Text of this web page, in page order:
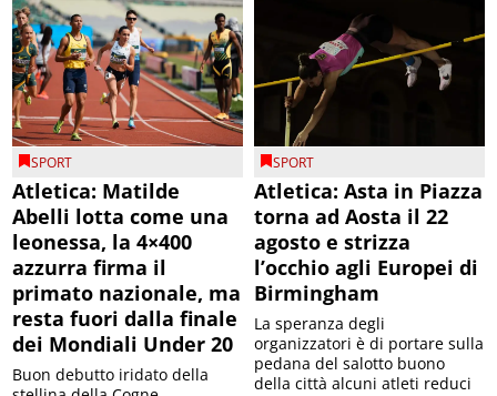
SPORT
Atletica: Matilde
Abelli lotta come una
leonessa, la 4×400
azzurra firma il
primato nazionale, ma
resta fuori dalla finale
dei Mondiali Under 20
Buon debutto iridato della
SPORT
Atletica: Asta in Piazza
torna ad Aosta il 22
agosto e strizza
l’occhio agli Europei di
Birmingham
La speranza degli
organizzatori è di portare sulla
pedana del salotto buono
della città alcuni atleti reduci